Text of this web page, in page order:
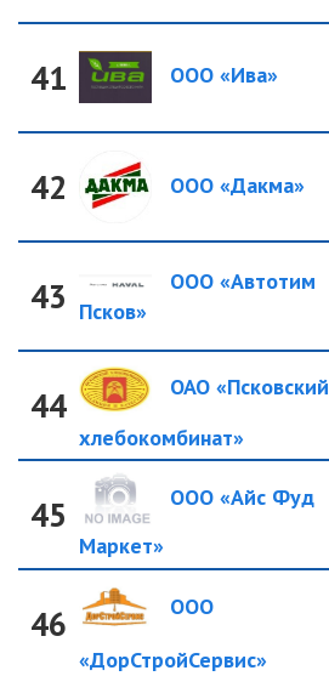
41 ООО «Ива»
42 ООО «Дакма»
43
ООО «Автотим
Псков»
44
ОАО «Псковский
хлебокомбинат»
45
ООО «Айс Фуд
Маркет»
46
ООО
«ДорСтройСервис»